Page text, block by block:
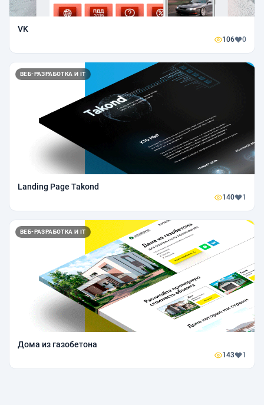
VK
106 0
ВЕБ-РАЗРАБОТКА И IT
Landing Page Takond
140 1
ВЕБ-РАЗРАБОТКА И IT
Дома из газобетона
143 1